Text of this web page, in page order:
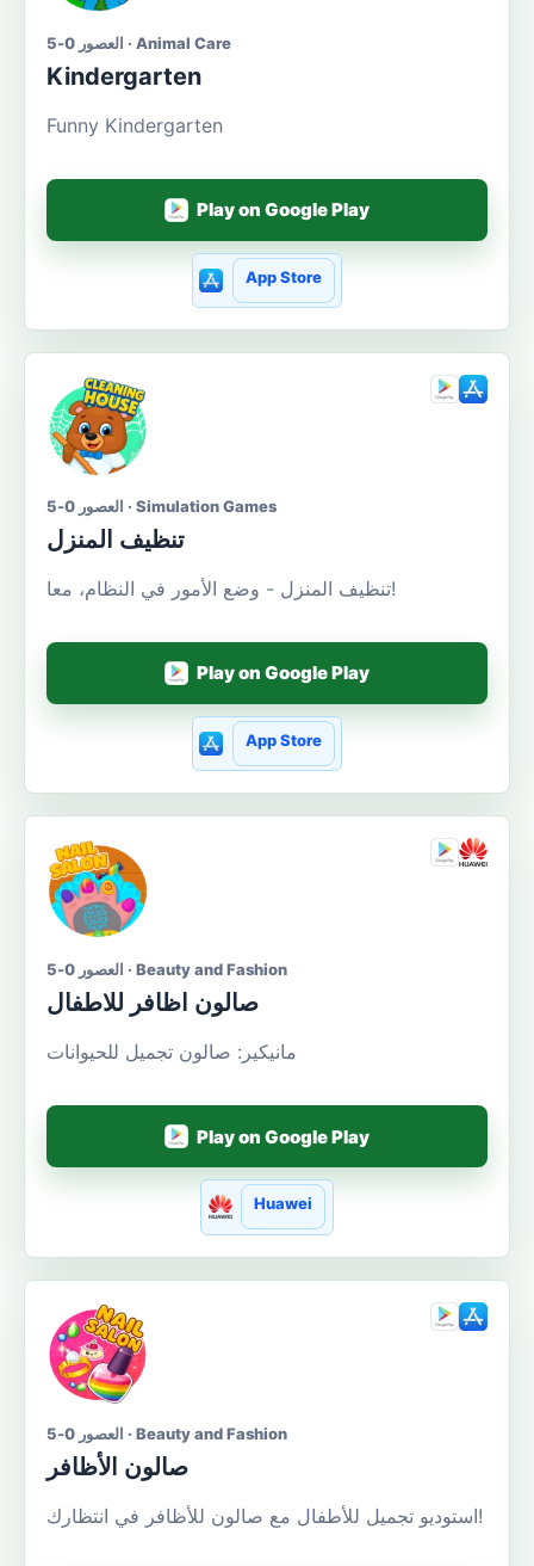
العصور 0-5 · Animal Care
Kindergarten
Funny Kindergarten
Play on Google Play
App Store
العصور 0-5 · Simulation Games
تنظيف المنزل
تنظيف المنزل - وضع الأمور في النظام، معا!
Play on Google Play
App Store
العصور 0-5 · Beauty and Fashion
صالون اظافر للاطفال
مانيكير: صالون تجميل للحيوانات
Play on Google Play
Huawei
العصور 0-5 · Beauty and Fashion
صالون الأظافر
استوديو تجميل للأطفال مع صالون للأظافر في انتظارك!